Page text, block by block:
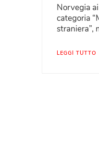
Norvegia
categoria
straniera”,
LEGGI TUTTO